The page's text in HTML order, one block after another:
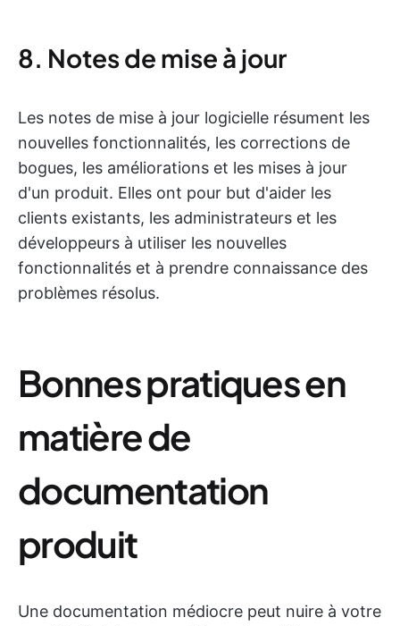
8. Notes de mise à jour
Les notes de mise à jour logicielle résument les
nouvelles fonctionnalités, les corrections de
bogues, les améliorations et les mises à jour
d'un produit. Elles ont pour but d'aider les
clients existants, les administrateurs et les
développeurs à utiliser les nouvelles
fonctionnalités et à prendre connaissance des
problèmes résolus.
Bonnes pratiques en
matière de
documentation
produit
Une documentation médiocre peut nuire à votre